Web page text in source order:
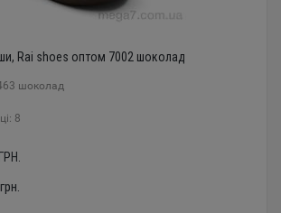
Rai shoes оптом 7002 шоколад
шоколад
8
ГРН.
грн.